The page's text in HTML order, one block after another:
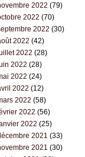
2022 (79)
2022 (70)
2022 (30)
2022 (42)
2022 (28)
2022 (28)
2022 (24)
2022 (12)
2022 (58)
2022 (56)
2022 (25)
2021 (33)
2021 (30)